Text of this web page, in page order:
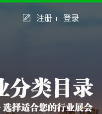
注册 登录